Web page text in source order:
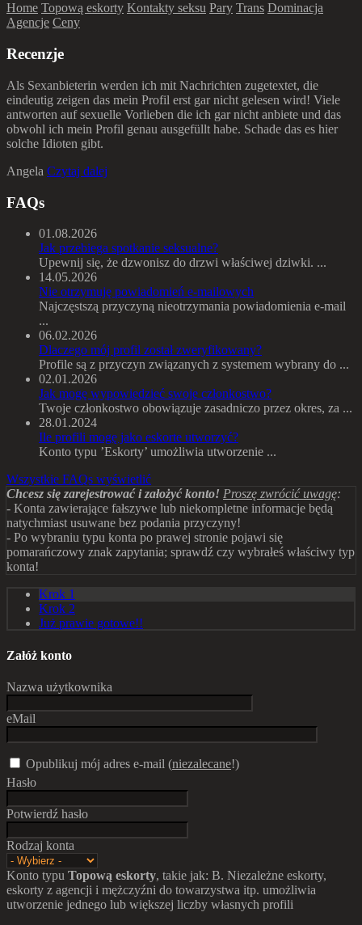
Home Topową eskorty Kontakty seksu Pary Trans Dominacja
Agencje Ceny
Recenzje
Als Sexanbieterin werden ich mit Nachrichten zugetextet, die
eindeutig zeigen das mein Profil erst gar nicht gelesen wird! Viele
antworten auf sexuelle Vorlieben die ich gar nicht anbiete und das
obwohl ich mein Profil genau ausgefüllt habe. Schade das es hier
solche Idioten gibt.
Angela Czytaj dalej
FAQs
01.08.2026
Jak przebiega spotkanie seksualne?
Upewnij się, że dzwonisz do drzwi właściwej dziwki. ...
14.05.2026
Nie otrzymuję powiadomień e-mailowych
Najczęstszą przyczyną nieotrzymania powiadomienia e-mail
...
06.02.2026
Dlaczego mój profil został zweryfikowany?
Profile są z przyczyn związanych z systemem wybrany do ...
02.01.2026
Jak mogę wypowiedzieć swoje członkostwo?
Twoje członkostwo obowiązuje zasadniczo przez okres, za ...
28.01.2024
Ile profili mogę jako eskorte utworzyć?
Konto typu ’Eskorty’ umożliwia utworzenie ...
Wszystkie FAQs wyświetlić
Chcesz się zarejestrować i założyć konto! Proszę zwrócić uwagę:
- Konta zawierające fałszywe lub niekompletne informacje będą
natychmiast usuwane bez podania przyczyny!
- Po wybraniu typu konta po prawej stronie pojawi się
pomarańczowy znak zapytania; sprawdź czy wybrałeś właściwy typ
konta!
Krok 1
Krok 2
Już prawie gotowe!!
Załóż konto
Nazwa użytkownika
eMail
Opublikuj mój adres e-mail (niezalecane!)
Hasło
Potwierdź hasło
Rodzaj konta
Konto typu Topową eskorty, takie jak: B. Niezależne eskorty,
eskorty z agencji i mężczyźni do towarzystwa itp. umożliwia
utworzenie jednego lub większej liczby własnych profili